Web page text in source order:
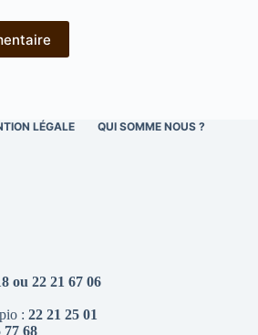
LÉGALE QUI SOMME NOUS ?
ou 22 21 67 06
: 22 21 25 01
77 68